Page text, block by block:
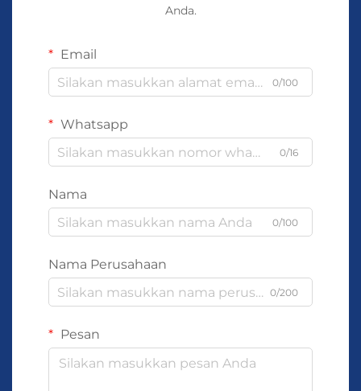
Anda.
Email
0/100
Whatsapp
0/16
Nama
0/100
Nama Perusahaan
0/200
Pesan